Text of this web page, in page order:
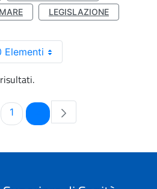
LEGISLAZIONE
Elementi
Pagina
1 Pagina